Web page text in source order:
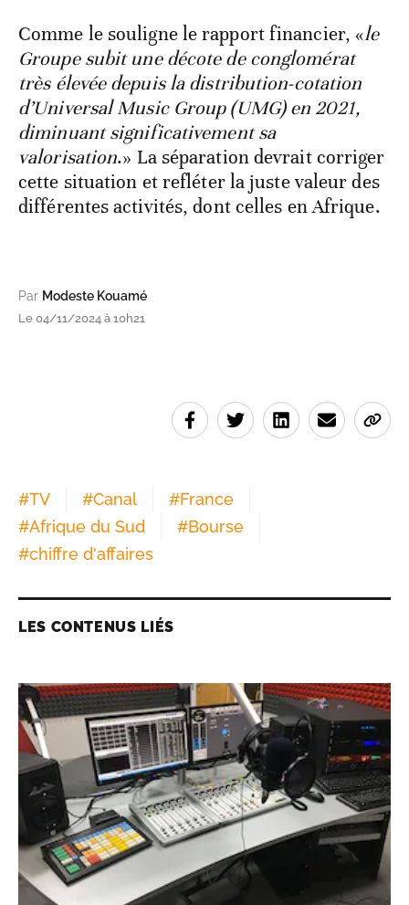
Comme le souligne le rapport financier, «le
Groupe subit une décote de conglomérat
très élevée depuis la distribution-cotation
d’Universal Music Group (UMG) en 2021,
diminuant significativement sa
valorisation.» La séparation devrait corriger
cette situation et refléter la juste valeur des
différentes activités, dont celles en Afrique.
Par Modeste Kouamé
Le 04/11/2024 à 10h21
#TV #Canal #France
#Afrique du Sud #Bourse
#chiffre d'affaires
LES CONTENUS LIÉS